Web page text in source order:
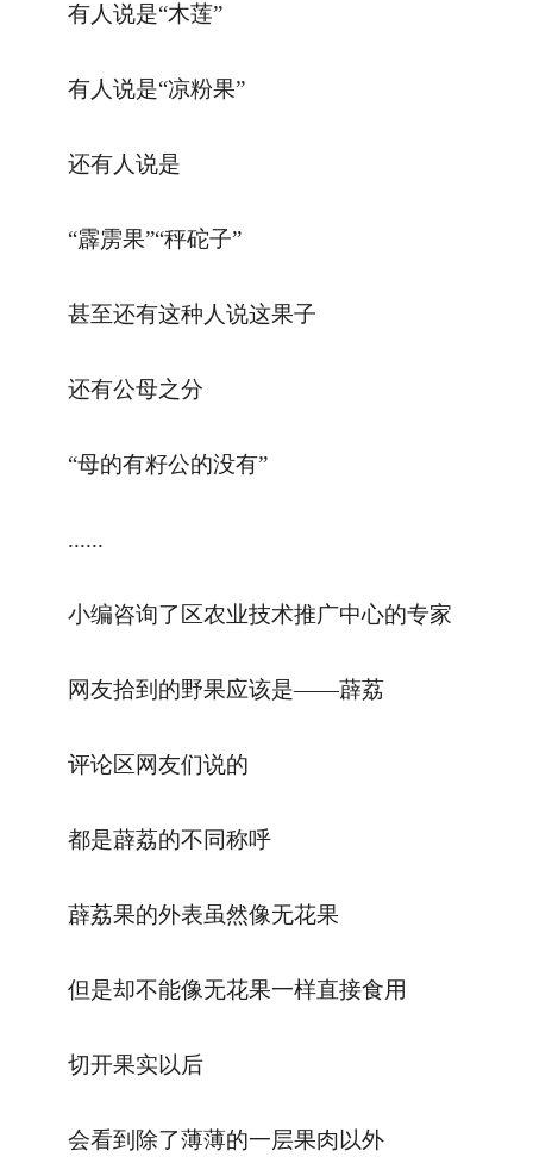
有人说是“木莲”
有人说是“凉粉果”
还有人说是
“霹雳果”“秤砣子”
甚至还有这种人说这果子
还有公母之分
“母的有籽公的没有”
......
小编咨询了区农业技术推广中心的专家
网友拾到的野果应该是——薜荔
评论区网友们说的
都是薜荔的不同称呼
薜荔果的外表虽然像无花果
但是却不能像无花果一样直接食用
切开果实以后
会看到除了薄薄的一层果肉以外